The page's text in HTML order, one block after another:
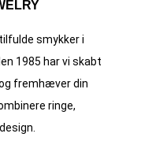
smykker i
1985 har vi skabt
fremhæver din
ringe,